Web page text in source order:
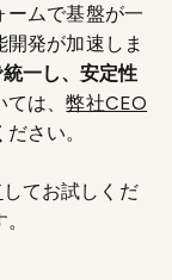
ームで基盤が一
発が加速しま
一し、安定性
ては、弊社CEO
さい。
してお試しくだ